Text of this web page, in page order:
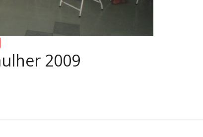
2009